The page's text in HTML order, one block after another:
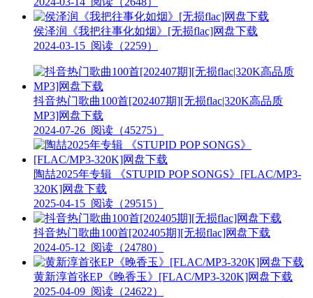
侯泽润《我把往事化如烟》[无损flac]网盘下载
2024-03-15 阅读（2259）
抖音热门歌曲100首[202407期][无损flac|320K高品质
MP3]网盘下载
2024-07-26 阅读（45275）
陶喆2025年专辑 《STUPID POP SONGS》[FLAC/MP3-
320K]网盘下载
2025-04-15 阅读（29515）
抖音热门歌曲100首[202405期][无损flac]网盘下载
2024-05-12 阅读（24780）
黄新淳首张EP《晚香玉》[FLAC/MP3-320K]网盘下载
2025-04-09 阅读（24622）